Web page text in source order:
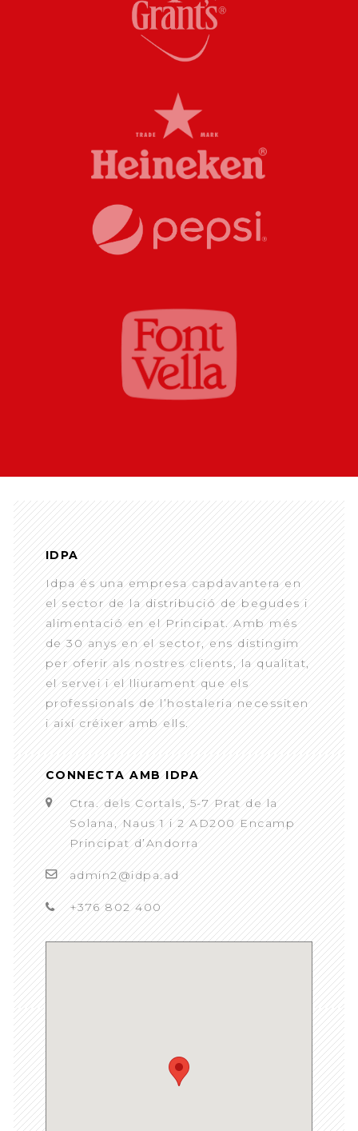
IDPA
Idpa és una empresa capdavantera en
el sector de la distribució de begudes i
alimentació en el Principat. Amb més
de 30 anys en el sector, ens distingim
per oferir als nostres clients, la qualitat,
el servei i el lliurament que els
professionals de l’hostaleria necessiten
i així créixer amb ells.
CONNECTA AMB IDPA
Ctra. dels Cortals, 5-7 Prat de la
Solana, Naus 1 i 2 AD200 Encamp
Principat d’Andorra
admin2@idpa.ad
+376 802 400